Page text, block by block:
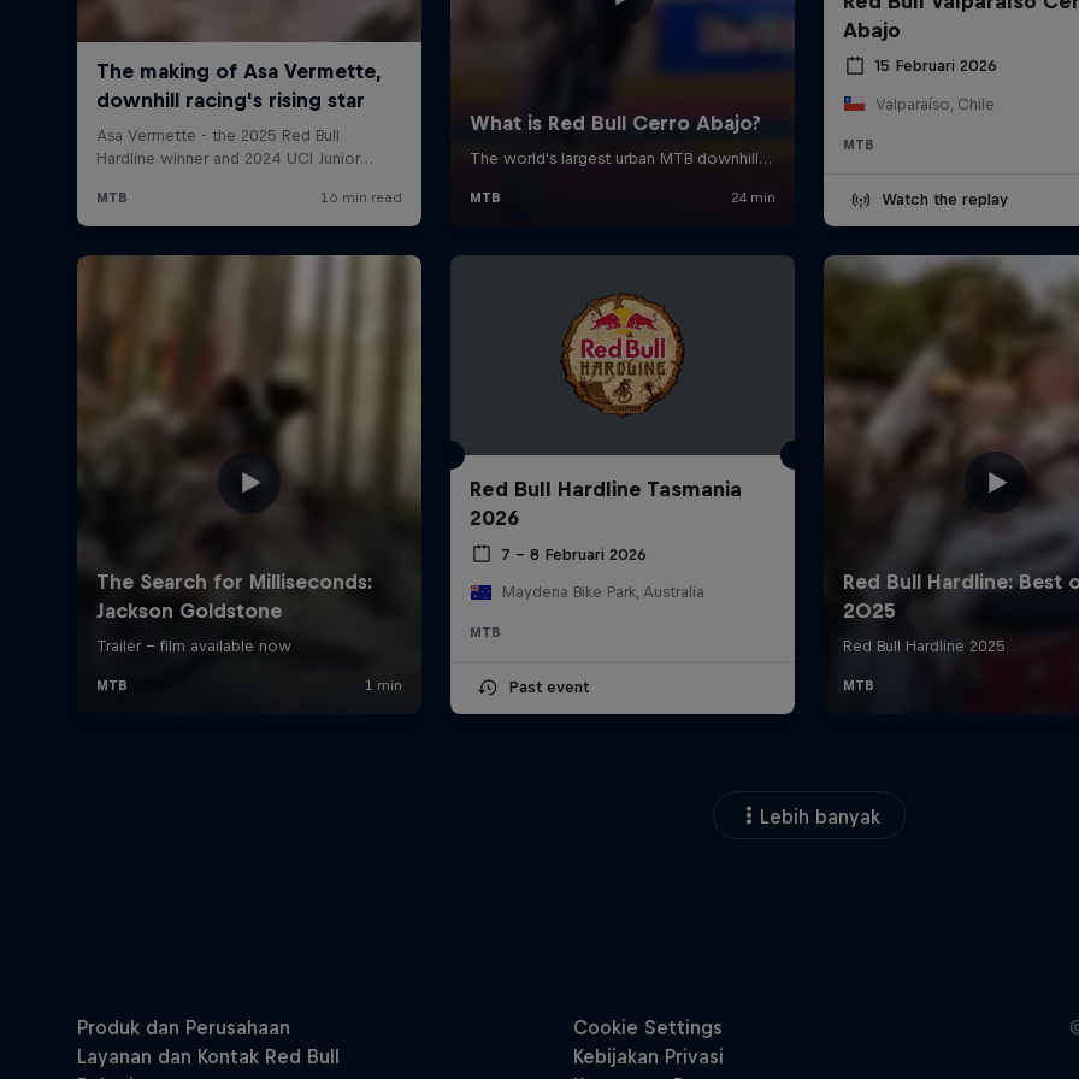
Abajo
15 Februari 2026
Valparaíso, Chile
MTB
Watch the replay
Red Bull Hardline Tasmania
2026
7 – 8 Februari 2026
Maydena Bike Park, Australia
MTB
Past event
Lebih banyak